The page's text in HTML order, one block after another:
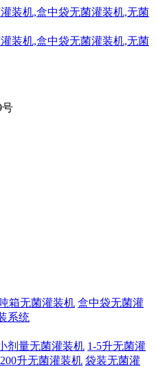
号
箱无菌灌装机 盒中袋无菌灌
系统
剂量无菌灌装机 1-5升无菌灌
200升无菌灌装机 袋装无菌灌